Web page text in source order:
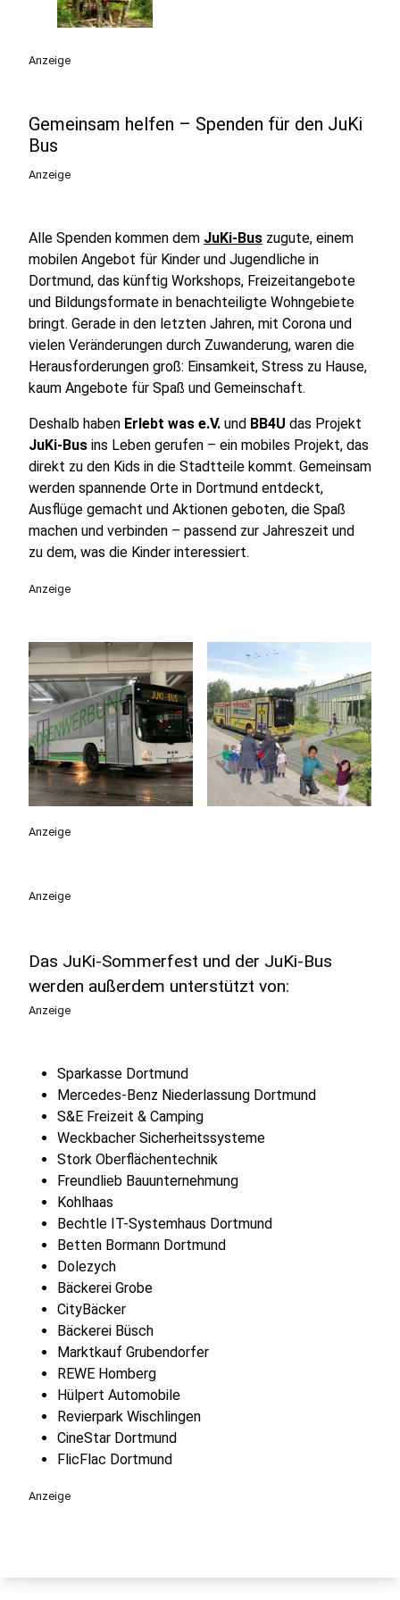
Anzeige
Gemeinsam helfen – Spenden für den JuKi
Bus
Anzeige
Alle Spenden kommen dem JuKi-Bus zugute, einem
mobilen Angebot für Kinder und Jugendliche in
Dortmund, das künftig Workshops, Freizeitangebote
und Bildungsformate in benachteiligte Wohngebiete
bringt. Gerade in den letzten Jahren, mit Corona und
vielen Veränderungen durch Zuwanderung, waren die
Herausforderungen groß: Einsamkeit, Stress zu Hause,
kaum Angebote für Spaß und Gemeinschaft.
Deshalb haben Erlebt was e.V. und BB4U das Projekt
JuKi-Bus ins Leben gerufen – ein mobiles Projekt, das
direkt zu den Kids in die Stadtteile kommt. Gemeinsam
werden spannende Orte in Dortmund entdeckt,
Ausflüge gemacht und Aktionen geboten, die Spaß
machen und verbinden – passend zur Jahreszeit und
zu dem, was die Kinder interessiert.
Anzeige
Anzeige
Anzeige
Das JuKi-Sommerfest und der JuKi-Bus
werden außerdem unterstützt von:
Anzeige
Sparkasse Dortmund
Mercedes-Benz Niederlassung Dortmund
S&E Freizeit & Camping
Weckbacher Sicherheitssysteme
Stork Oberflächentechnik
Freundlieb Bauunternehmung
Kohlhaas
Bechtle IT-Systemhaus Dortmund
Betten Bormann Dortmund
Dolezych
Bäckerei Grobe
CityBäcker
Bäckerei Büsch
Marktkauf Grubendorfer
REWE Homberg
Hülpert Automobile
Revierpark Wischlingen
CineStar Dortmund
FlicFlac Dortmund
Anzeige